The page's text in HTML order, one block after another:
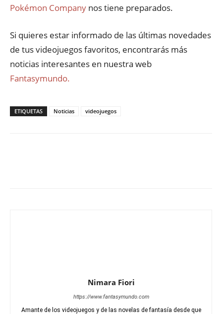
Pokémon Company nos tiene preparados.
Si quieres estar informado de las últimas novedades
de tus videojuegos favoritos, encontrarás más
noticias interesantes en nuestra web
Fantasymundo.
ETIQUETAS Noticias videojuegos
Nimara Fiori
https://www.fantasymundo.com
Amante de los videojuegos y de las novelas de fantasía desde que